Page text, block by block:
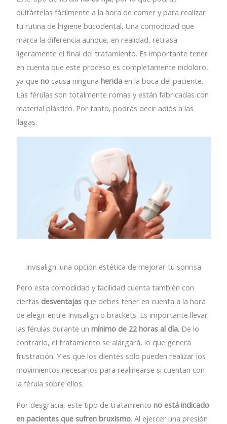
quitártelas fácilmente a la hora de comer y para realizar
tu rutina de higiene bucodental. Una comodidad que
marca la diferencia aunque, en realidad, retrasa
ligeramente el final del tratamiento. Es importante tener
en cuenta que este proceso es completamente indoloro,
ya queno causa ningunaherida en la boca del paciente.
Las férulas son totalmente romas y están fabricadas con
material plástico. Por tanto, podrás decir adiós a las
llagas.
Invisalign: una opción estética de mejorar tu sonrisa
Pero esta comodidad y facilidad cuenta también con
ciertas desventajas que debes tener en cuenta a la hora
de elegir entre Invisalign o brackets. Es importante llevar
las férulas durante unmínimo de 22 horas al día. De lo
contrario, el tratamiento se alargará, lo que genera
frustración. Y es que los dientes solo pueden realizar los
movimientos necesarios para realinearse si cuentan con
la férula sobre ellos.
Por desgracia, este tipo de tratamientono está indicado
en pacientes que sufren bruxismo. Al ejercer una presión